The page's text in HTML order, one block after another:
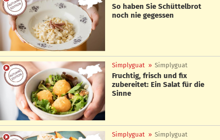
So haben Sie Schüttelbrot
noch nie gegessen
Simplyguat » Simplyguat
Fruchtig, frisch und fix
zubereitet: Ein Salat für die
Sinne
Simplyguat » Simplyguat